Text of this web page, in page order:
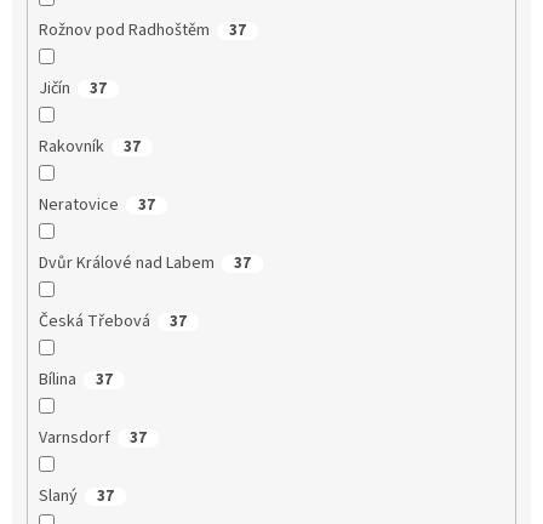
Rožnov pod Radhoštěm 37
Jičín 37
Rakovník 37
Neratovice 37
Dvůr Králové nad Labem 37
Česká Třebová 37
Bílina 37
Varnsdorf 37
Slaný 37